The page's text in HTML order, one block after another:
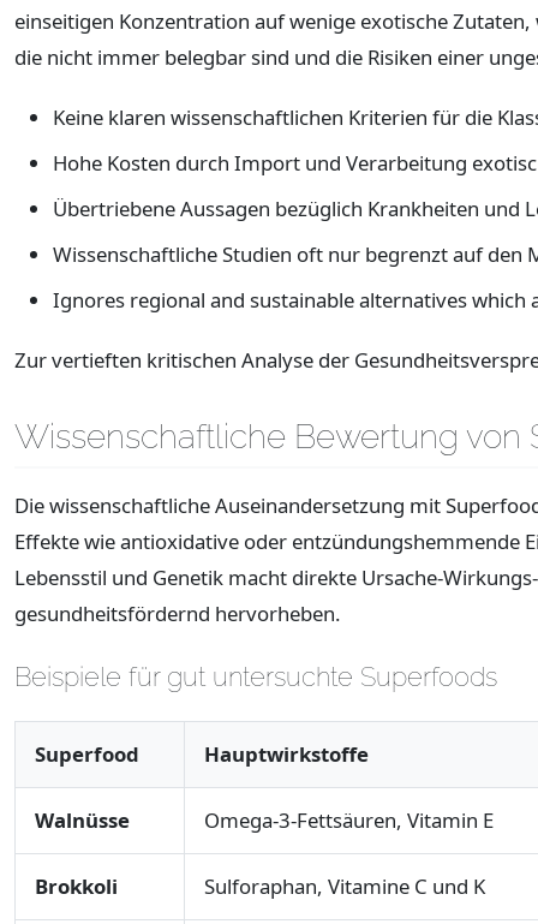
einseitigen Konzentration auf wenige exotische
die nicht immer belegbar sind und die Risiken einer
Keine klaren wissenschaftlichen Kriterien für die
Hohe Kosten durch Import und Verarbeitung
Übertriebene Aussagen bezüglich Krankheiten und
Wissenschaftliche Studien oft nur begrenzt auf den
Ignores regional and sustainable alternatives which
Zur vertieften kritischen Analyse der
Wissenschaftliche Bewertung
Die wissenschaftliche Auseinandersetzung mit
Effekte wie antioxidative oder entzündungshemmende
Lebensstil und Genetik macht direkte Ursache-
gesundheitsfördernd hervorheben.
Beispiele für gut untersuchte Superfoods
Superfood Hauptwirkstoffe
Walnüsse Omega-3-Fettsäuren, Vitamin E
Brokkoli Sulforaphan, Vitamine C und K